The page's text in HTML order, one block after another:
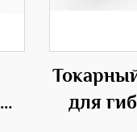
для